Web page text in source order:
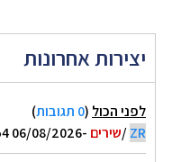
יצירות אחרונות
לפני הכול (0 תגובות
)
ZR
/שירים -06/08/2026 10:54